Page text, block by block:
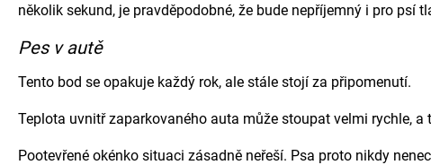
několik sekund, je pravděpodobné, že bude nepříjemný i pro psí
Pes v autě
Tento bod se opakuje každý rok, ale stále stojí za připomenutí.
Teplota uvnitř zaparkovaného auta může stoupat velmi rychle,
Pootevřené okénko situaci zásadně neřeší. Psa proto nikdy